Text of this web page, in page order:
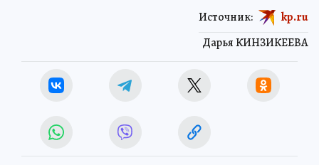
Дарья КИНЗИКЕЕВА
Источник: kp.ru